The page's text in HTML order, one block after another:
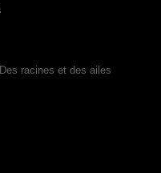
racines et des ailes